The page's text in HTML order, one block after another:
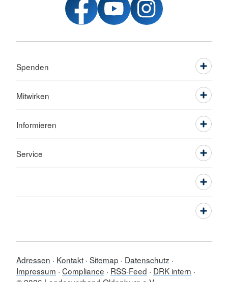
Spenden
Mitwirken
Informieren
Service
Adressen Kontakt Sitemap
Datenschutz
Impressum Compliance RSS-Feed
DRK intern